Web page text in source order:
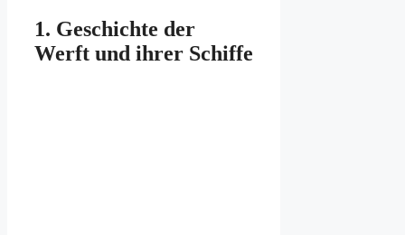
1. Geschichte der
Werft und ihrer Schiffe